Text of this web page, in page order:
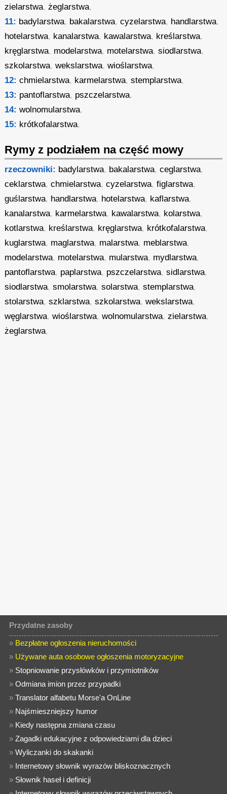
zielarstwa,żeglarstwa,
11: badylarstwa, bakalarstwa,cyzelarstwa, handlarstwa,
hotelarstwa, kanalarstwa, kawalarstwa, kreślarstwa,
kręglarstwa, modelarstwa, motelarstwa,siodlarstwa,
szkolarstwa,wekslarstwa,wioślarstwa,
12: chmielarstwa, karmelarstwa,stemplarstwa,
13: pantoflarstwa, pszczelarstwa,
14: wolnomularstwa,
15: krótkofalarstwa,
Rymy z podziałem na część mowy
rzeczowniki: badylarstwa, bakalarstwa,ceglarstwa,
ceklarstwa,chmielarstwa,cyzelarstwa,figlarstwa,
guślarstwa, handlarstwa, hotelarstwa, kaflarstwa,
kanalarstwa, karmelarstwa, kawalarstwa, kolarstwa,
kotlarstwa, kreślarstwa, kręglarstwa, krótkofalarstwa,
kuglarstwa, maglarstwa, malarstwa, meblarstwa,
modelarstwa, motelarstwa, mularstwa, mydlarstwa,
pantoflarstwa, paplarstwa, pszczelarstwa,sidlarstwa,
siodlarstwa,smolarstwa,solarstwa,stemplarstwa,
stolarstwa,szklarstwa,szkolarstwa,wekslarstwa,
węglarstwa,wioślarstwa,wolnomularstwa,zielarstwa,
żeglarstwa,
Przydatne zasoby
» Bezpłatne ogłoszenia nieruchomości
» Używane auta osobowe ogłoszenia motoryzacyjne
» Stopniowanie przysłówków i przymiotników
»Odmiana imion przez przypadki
»Translator alfabetu Morse'a OnLine
» Najśmieszniejszy humor
» Kiedy następna zmiana czasu
»Zagadki edukacyjne z odpowiedziami dla dzieci
»Wyliczanki do skakanki
» Internetowy słownik wyrazów bliskoznacznych
» Słownik haseł i definicji